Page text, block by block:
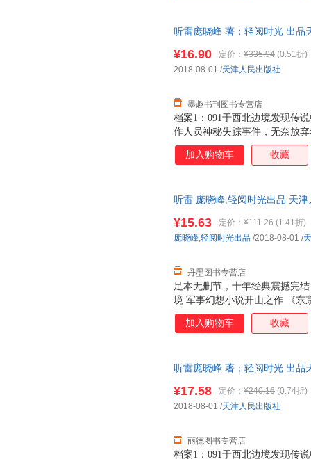
听雷庞晓峰 著；轻阅时光 出品
档案1：091于西北边境发现传
作人员神秘失踪事件，无奈放
候48天个日夜，终于成功拍摄
本； 档案3：091于某地发现
而又神秘的部队，专门负责各
中的神仙岛为什么会有奇特的
死如归的热血青年，数次深入
¥16.90 定价： ¥335.94 (0.51折)
墨趣书刊图书专营店
2018-08-01 /天津人民出版社
加入购物车 收藏
听雷 庞晓峰,轻阅时光出品 天津
足本无删节，十年经典震撼完
境 军事幻想小说开山之作 《东
述从未公开的绝密大案 推荐阅
惊魂记系列：《中国异闻录》
¥15.63 定价： ¥111.26 (1.41折)
丹墨图书专营店
庞晓峰,轻阅时光出品 /2018-08-01 /
加入购物车 收藏
听雷庞晓峰 著；轻阅时光 出品
档案1：091于西北边境发现传
¥17.58 定价： ¥240.16 (0.74折)
丽德图书专营店
2018-08-01 /天津人民出版社